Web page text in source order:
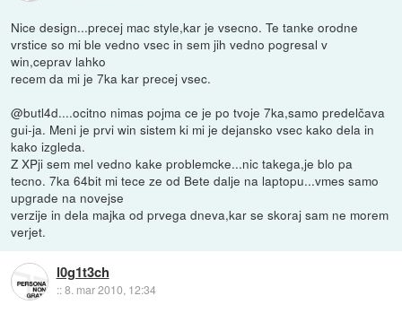
Nice design...precej mac style,kar je vsecno. Te tanke orodne
vrstice so mi ble vedno vsec in sem jih vedno pogresal v
win,ceprav lahko
recem da mi je 7ka kar precej vsec.
@butl4d....ocitno nimas pojma ce je po tvoje 7ka,samo predelčava
gui-ja. Meni je prvi win sistem ki mi je dejansko vsec kako dela in
kako izgleda.
Z XPji sem mel vedno kake problemcke...nic takega,je blo pa
tecno. 7ka 64bit mi tece ze od Bete dalje na laptopu...vmes samo
upgrade na novejse
verzije in dela majka od prvega dneva,kar se skoraj sam ne morem
verjet.
l0g1t3ch
::8. mar 2010, 12:34